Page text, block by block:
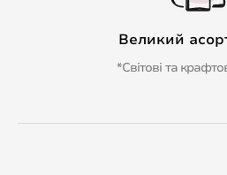
Великий
*Світові та